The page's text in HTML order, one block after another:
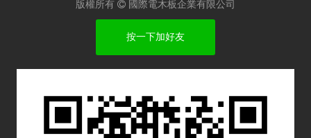
版權所有  國際電木板企業有限公司
按一下加好友